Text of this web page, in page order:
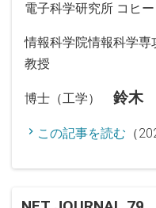
電子科学研究所 コヒ
情報科学院情報科学
教授
博士（工学） 鈴木
この記事を読む （